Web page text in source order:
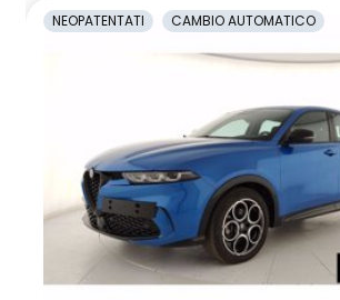
Auto™ / Apple CarPlay™
volante multifunzione in TEP
NEOPATENTATI CAMBIO AUTOMATICO